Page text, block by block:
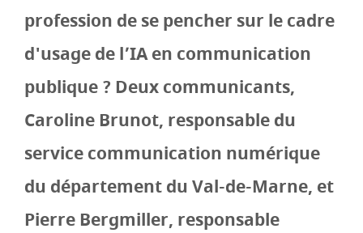
profession de se pencher sur le cadre
d'usage de l’IA en communication
publique ? Deux communicants,
Caroline Brunot, responsable du
service communication numérique
du département du Val-de-Marne, et
Pierre Bergmiller, responsable